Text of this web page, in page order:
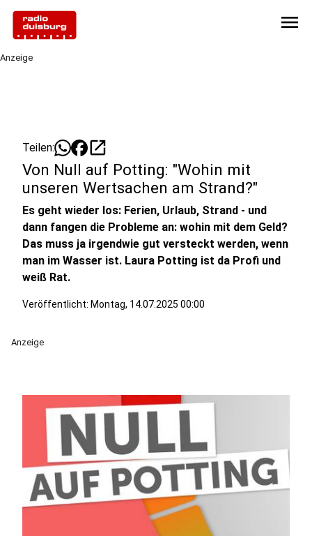
menu
Anzeige
Teilen: open_in_new
Von Null auf Potting: "Wohin mit
unseren Wertsachen am Strand?"
Es geht wieder los: Ferien, Urlaub, Strand - und
dann fangen die Probleme an: wohin mit dem Geld?
Das muss ja irgendwie gut versteckt werden, wenn
man im Wasser ist. Laura Potting ist da Profi und
weiß Rat.
Veröffentlicht: Montag, 14.07.2025 00:00
Anzeige